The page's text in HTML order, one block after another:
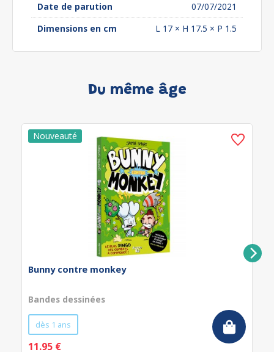
Date de parution
07/07/2021
Dimensions en cm
L 17 × H 17.5 × P 1.5
Du même âge
Bunny contre monkey
Bandes dessinées
dès 1 ans
11.95 €